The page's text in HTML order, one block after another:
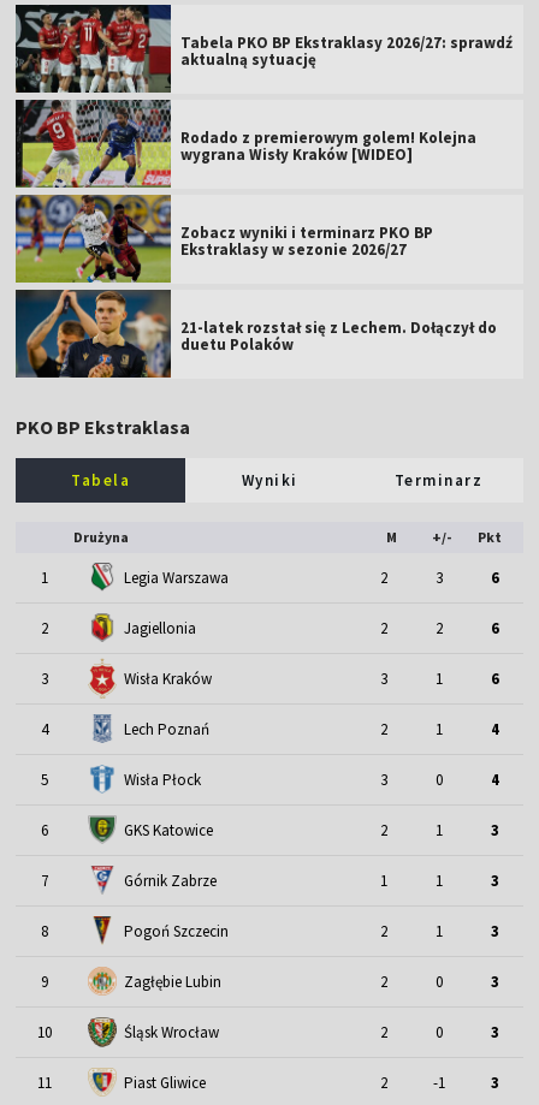
Tabela PKO BP Ekstraklasy 2026/27: sprawdź
aktualną sytuację
Rodado z premierowym golem! Kolejna
wygrana Wisły Kraków [WIDEO]
Zobacz wyniki i terminarz PKO BP
Ekstraklasy w sezonie 2026/27
21-latek rozstał się z Lechem. Dołączył do
duetu Polaków
PKO BP Ekstraklasa
Tabela Wyniki Terminarz
Drużyna M +/- Pkt
1 Legia Warszawa 2 3 6
2 Jagiellonia 2 2 6
3 Wisła Kraków 3 1 6
4 Lech Poznań 2 1 4
5 Wisła Płock 3 0 4
6 GKS Katowice 2 1 3
7 Górnik Zabrze 1 1 3
8 Pogoń Szczecin 2 1 3
9 Zagłębie Lubin 2 0 3
10 Śląsk Wrocław 2 0 3
11 Piast Gliwice 2 -1 3